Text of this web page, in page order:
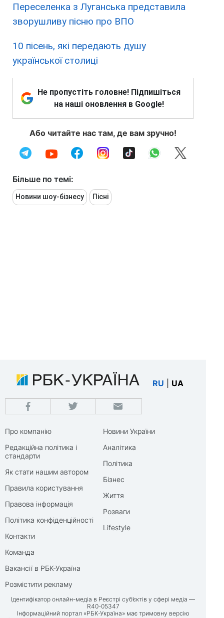
Переселенка з Луганська представила
зворушливу пісню про ВПО
10 пісень, які передають душу
української столиці
Не пропустіть головне! Підпишіться
на наші оновлення в Google!
Або читайте нас там, де вам зручно!
Більше по темі:
Новини шоу-бізнесу Пісні
RU UA
Про компанію
Редакційна політика і
стандарти
Як стати нашим автором
Правила користування
Правова інформація
Політика конфіденційності
Контакти
Команда
Вакансії в РБК-Україна
Розмістити рекламу
Новини України
Аналітика
Політика
Бізнес
Життя
Розваги
Lifestyle
Ідентифікатор онлайн-медіа в Реєстрі суб’єктів у сфері медіа —
R40-05347
Інформаційний портал «РБК-Україна» має тримовну версію